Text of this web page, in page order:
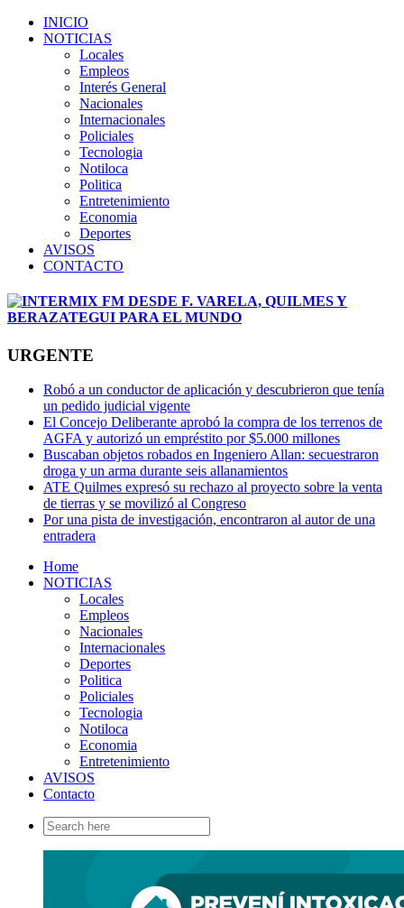
INICIO
NOTICIAS
Locales
Empleos
Interés General
Nacionales
Internacionales
Policiales
Tecnologia
Notiloca
Politica
Entretenimiento
Economia
Deportes
AVISOS
CONTACTO
URGENTE
Robó a un conductor de aplicación y descubrieron que tenía
un pedido judicial vigente
El Concejo Deliberante aprobó la compra de los terrenos de
AGFA y autorizó un empréstito por $5.000 millones
Buscaban objetos robados en Ingeniero Allan: secuestraron
droga y un arma durante seis allanamientos
ATE Quilmes expresó su rechazo al proyecto sobre la venta
de tierras y se movilizó al Congreso
Por una pista de investigación, encontraron al autor de una
entradera
Home
NOTICIAS
Locales
Empleos
Nacionales
Internacionales
Deportes
Politica
Policiales
Tecnologia
Notiloca
Economia
Entretenimiento
AVISOS
Contacto
Search
for: